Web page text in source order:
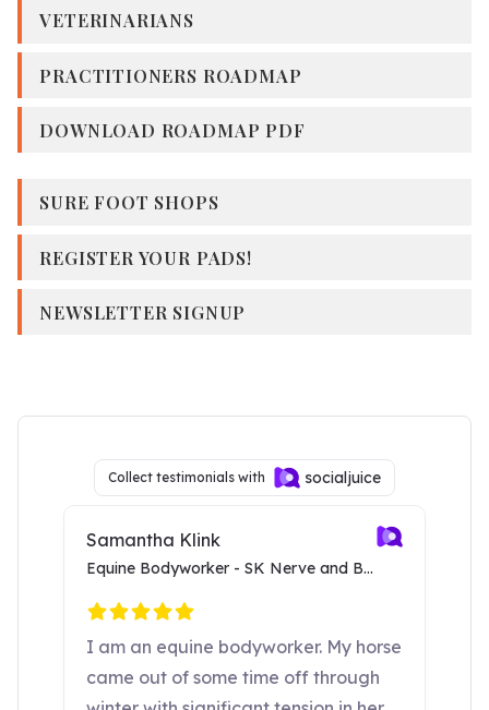
VETERINARIANS
PRACTITIONERS ROADMAP
DOWNLOAD ROADMAP PDF
SURE FOOT SHOPS
REGISTER YOUR PADS!
NEWSLETTER SIGNUP